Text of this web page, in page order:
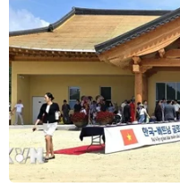
Còn khoảng một